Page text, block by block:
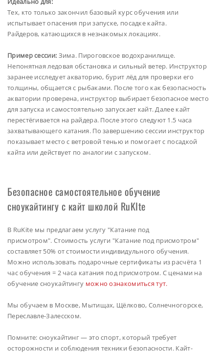
Тех, кто только закончил базовый курс обучения или
испытывает опасения при запуске, посадке кайта.
Райдеров, катающихся в незнакомых локациях.
Пример сессии: Зима. Пироговское водохранилище.
Непонятная ледовая обстановка и сильный ветер. Инструктор
заранее исследует акваторию, бурит лёд для проверки его
толщины, общается с рыбаками. После того как безопасность
акватории проверена, инструктор выбирает безопасное место
для запуска и самостоятельно запускает кайт. Далее кайт
перестёгивается на райдера. После этого следуют 1.5 часа
захватывающего катания. По завершению сессии инструктор
показывает место с ветровой тенью и помогает с посадкой
кайта или действует по аналогии с запуском.
Безопасное самостоятельное обучение
сноукайтингу с кайт школой RuKIte
В RuKite мы предлагаем услугу "Катание под
присмотром". Стоимость услуги "Катание под присмотром"
составляет 50% от стоимости индивидульного обучения.
Можно использовать подарочные сертификаты из расчёта 1
час обучения = 2 часа катания под присмотром. С ценами на
обучение сноукайтингу можно ознакомиться тут.
Мы обучаем в Москве, Мытищах, Щёлково, Солнечногорске,
Переславле-Залесском.
Помните: сноукайтинг — это спорт, который требует
осторожности и соблюдения техники безопасности. Кайт-